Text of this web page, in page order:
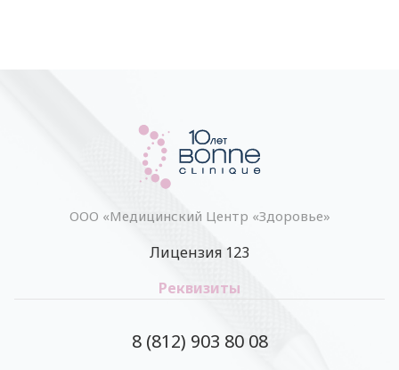
ООО «Медицинский Центр «Здоровье»
Лицензия 123
Реквизиты
8 (812) 903 80 08